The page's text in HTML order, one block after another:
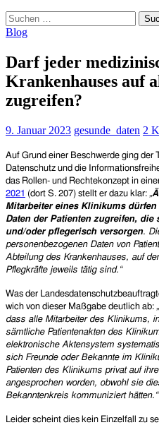
Suchen
nach:
Blog
Darf jeder
Krankenhauses auf
zugreifen?
9. Januar 2023 gesunde_daten 2
Auf Grund einer Beschwerde ging der
Datenschutz und die
das Rollen- und Rechtekonzept in
2021 (dort S. 207) stellt er dazu klar: „
Mitarbeiter eines Klinikums
Daten der Patienten zugreifen,
und/oder pflegerisch versorgen.
personenbezogenen Daten von
Abteilung des Krankenhauses, auf
Pflegkräfte jeweils tätig sind.“
Was der
wich von dieser Maßgabe deutlich ab: „
dass alle Mitarbeiter des Klinikums,
sämtliche Patientenakten des
elektronische Aktensystem
sich Freunde oder Bekannte im
Patienten des Klinikums privat auf
angesprochen worden, obwohl sie
Bekanntenkreis kommuniziert hätten.“
Leider scheint dies kein Einzelfall zu